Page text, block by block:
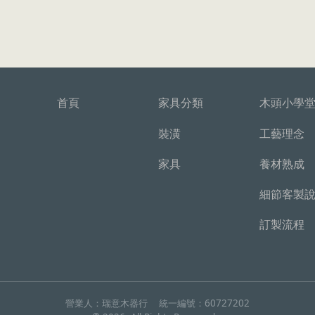
首頁
家具分類
裝潢
家具
木頭小學堂
工藝理念
養材熟成
細節客製
訂製流程
營業人： 瑞意木器行 統一編號： 60727202